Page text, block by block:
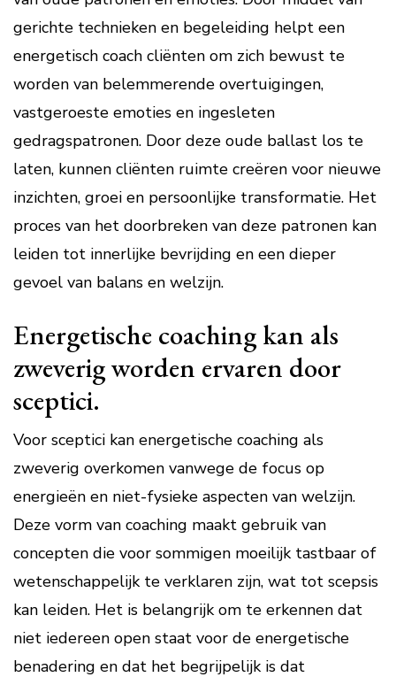
gerichte technieken en begeleiding helpt een
energetisch coach cliënten om zich bewust te
worden van belemmerende overtuigingen,
vastgeroeste emoties en ingesleten
gedragspatronen. Door deze oude ballast los te
laten, kunnen cliënten ruimte creëren voor nieuwe
inzichten, groei en persoonlijke transformatie. Het
proces van het doorbreken van deze patronen kan
leiden tot innerlijke bevrijding en een dieper
gevoel van balans en welzijn.
Energetische coaching kan als
zweverig worden ervaren door
sceptici.
Voor sceptici kan energetische coaching als
zweverig overkomen vanwege de focus op
energieën en niet-fysieke aspecten van welzijn.
Deze vorm van coaching maakt gebruik van
concepten die voor sommigen moeilijk tastbaar of
wetenschappelijk te verklaren zijn, wat tot scepsis
kan leiden. Het is belangrijk om te erkennen dat
niet iedereen open staat voor de energetische
benadering en dat het begrijpelijk is dat